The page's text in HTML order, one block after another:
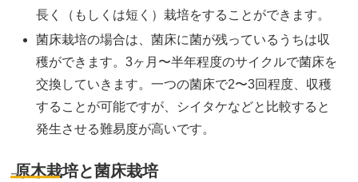
長く（もしくは短く）栽培をすることができます。
菌床栽培の場合は、菌床に菌が残っているうちは収
穫ができます。3ヶ月〜半年程度のサイクルで菌床を
交換していきます。一つの菌床で2〜3回程度、収穫
することが可能ですが、シイタケなどと比較すると
発生させる難易度が高いです。
原木栽培と菌床栽培